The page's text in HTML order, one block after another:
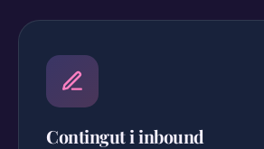
Contingut i inbound